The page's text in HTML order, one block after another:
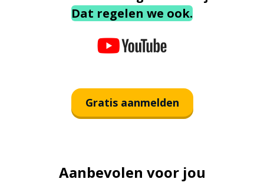
Dat regelen we ook.
Gratis aanmelden
Aanbevolen voor jou